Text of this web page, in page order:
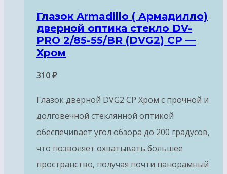
Глазок Armadillo ( Армадилло)
дверной оптика стекло DV-
PRO 2/85-55/BR (DVG2) CP —
Хром
310₽
Глазок дверной DVG2 CP Хром с прочной и
долговечной стеклянной оптикой
обеспечивает угол обзора до 200 градусов,
что позволяет охватывать большее
пространство, получая почти панорамный